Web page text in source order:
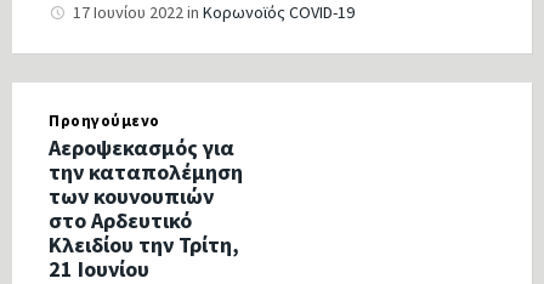
17 Ιουνίου 2022in Κορωνοϊός COVID-19
Προηγούμενο
Αεροψεκασμός για
την καταπολέμηση
των κουνουπιών
στο Αρδευτικό
Κλειδίου την Τρίτη,
21 Ιουνίου